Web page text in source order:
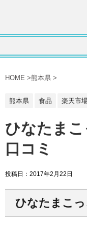
HOME >熊本県 >
熊本県 食品 楽天市
ひなたま
口コミ
投稿日： 2017年2月22日
ひなたまこっ